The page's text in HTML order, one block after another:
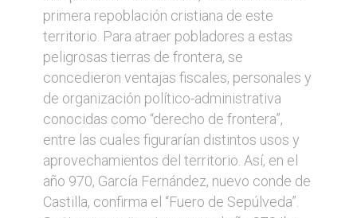
primera repoblación cristiana de este
territorio. Para atraer pobladores a estas
peligrosas tierras de frontera, se
concedieron ventajas fiscales, personales y
de organización político-administrativa
conocidas como “derecho de frontera”,
entre las cuales figurarían distintos usos y
aprovechamientos del territorio. Así, en el
año 970, García Fernández, nuevo conde de
Castilla, confirma el “Fuero de Sepúlveda”.